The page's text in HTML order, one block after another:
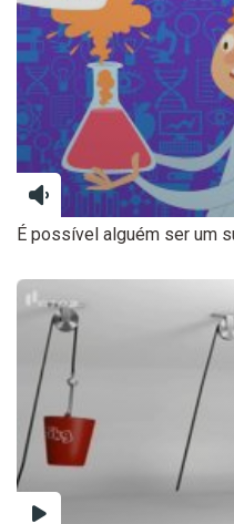
É possível alguém ser um